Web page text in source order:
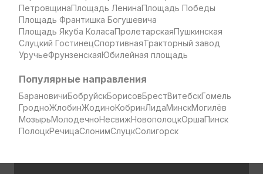
ПетровщинаПлощадь ЛенинаПлощадь Победы
Площадь Франтишка Богушевича
Площадь Якуба КоласаПролетарскаяПушкинская
Слуцкий ГостинецСпортивнаяТракторный завод
УручьеФрунзенскаяЮбилейная площадь
Популярные направления
БарановичиБобруйскБорисовБрестВитебскГомель
ГродноЖлобинЖодиноКобринЛидаМинскМогилёв
МозырьМолодечноНесвижНовополоцкОршаПинск
ПолоцкРечицаСлонимСлуцкСолигорск